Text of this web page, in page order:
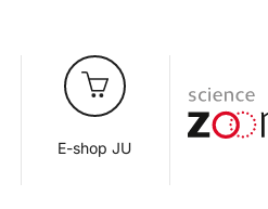
E-shop JU